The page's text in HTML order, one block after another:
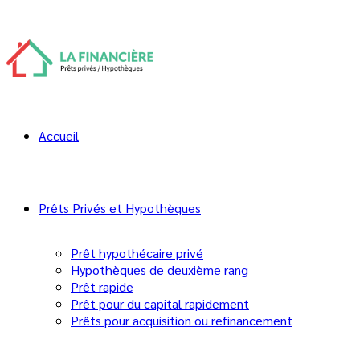
Accueil
Prêts Privés et Hypothèques
Prêt hypothécaire privé
Hypothèques de deuxième rang
Prêt rapide
Prêt pour du capital rapidement
Prêts pour acquisition ou refinancement
2024
au Canada ont subi une hausse de manière spectaculaire, la
Dans ce nouveau paysage économique, négocier une
hypothèque en 2024 est devenu un défi de taille.